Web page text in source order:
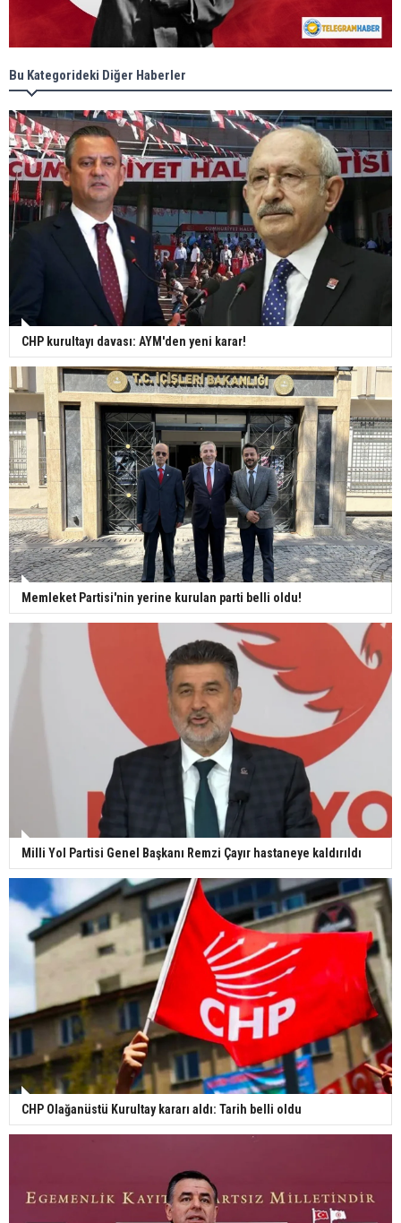
Bu Kategorideki Diğer Haberler
CHP kurultayı davası: AYM'den yeni karar!
Memleket Partisi'nin yerine kurulan parti belli oldu!
Milli Yol Partisi Genel Başkanı Remzi Çayır hastaneye kaldırıldı
CHP Olağanüstü Kurultay kararı aldı: Tarih belli oldu